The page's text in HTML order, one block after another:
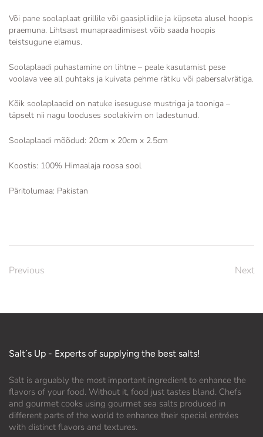
Või pane soolaplaat grillile või gaasipliidile ja küpseta alusel hoopis
praemuna. Lihtsast munapraadimisest võib saada hoopis
teistsugune elamus.
Soolaplaadi puhastamine on lihtne – peale kasutamist pese
voolava vee all puhtaks ja kuivata pehme rätiku või pabersalvrätiga.
Kõik soolaplaadid on natuke isesuguse mustriga ja tooniga –
täpselt nii nagu looduses soolakivim on ladestunud.
Soolaplaadi mõõdud: 20cm x 20cm x 2.5cm
Koostis: 100% Himaalaja roosa sool
Päritolumaa: Pakistan
Previous Next
Salt´s Up - Experts of supplying the best salts!
Salt is arguably the most important ingredient to enhance the
flavors of your food. Without it, food just tastes bland. Chefs
and gourmet cooks using gourmet sea salts produced in
different parts of the world to enhance their special entrées
with distinct flavors and textures.